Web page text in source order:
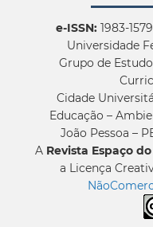
e-ISSN:1983-
Universidade
Grupo de
Cidade
Educação –
João Pessoa –
A Revista Espaço
a Licença